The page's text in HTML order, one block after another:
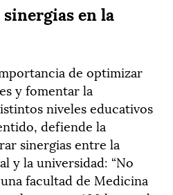
en la
de optimizar
y fomentar la
niveles educativos
defiende la
sinergias entre la
y la universidad: “No
facultad de Medicina